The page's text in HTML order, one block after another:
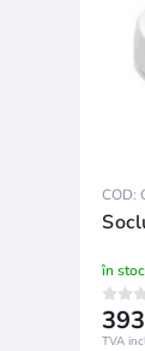
COD:
în stoc
TVA